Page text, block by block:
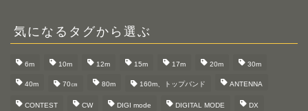
気になるタグから選ぶ
6m 10m 12m 15m 17m 20m 30m
40m 70㎝ 80m 160m、トップバンド ANTENNA
CONTEST CW DIGI mode DIGITAL MODE DX